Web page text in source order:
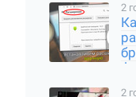
2
2